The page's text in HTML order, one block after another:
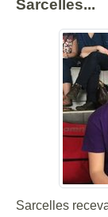
Sarcelles...
Sarcelles